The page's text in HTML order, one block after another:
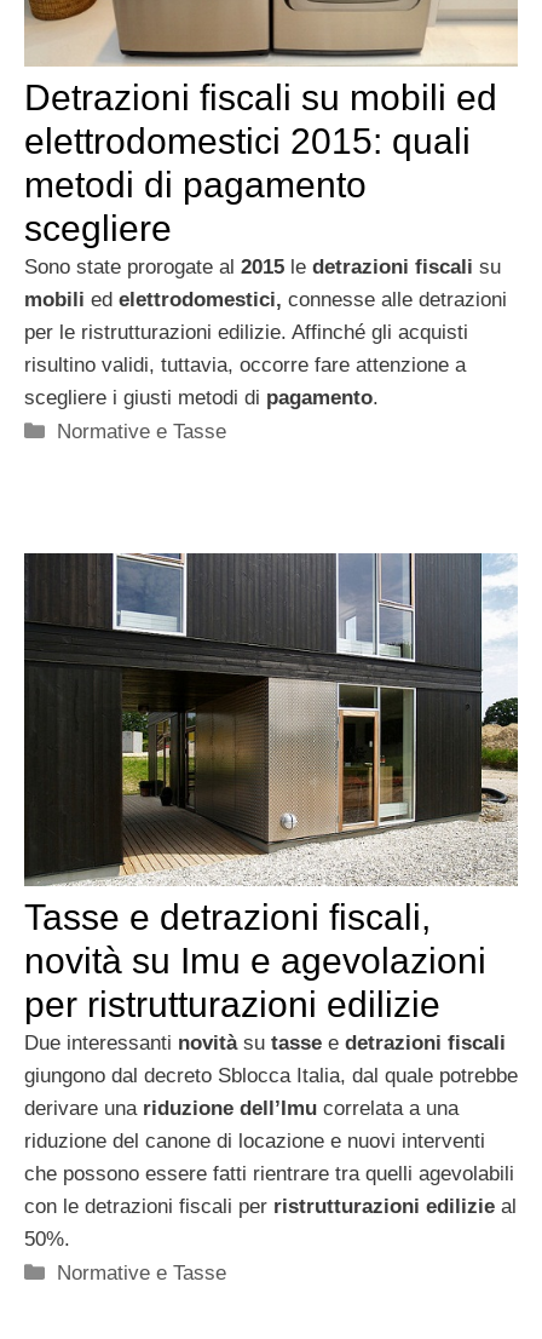
Detrazioni fiscali su mobili ed
elettrodomestici 2015: quali
metodi di pagamento
scegliere
Sono state prorogate al 2015 le detrazioni fiscali su
mobili ed elettrodomestici, connesse alle detrazioni
per le ristrutturazioni edilizie. Affinché gli acquisti
risultino validi, tuttavia, occorre fare attenzione a
scegliere i giusti metodi di pagamento.
Categorie
Normative e Tasse
Tasse e detrazioni fiscali,
novità su Imu e agevolazioni
per ristrutturazioni edilizie
Due interessanti novitàsu tasse e detrazioni fiscali
giungono dal decreto Sblocca Italia, dal quale potrebbe
derivare una riduzione dell’Imu correlata a una
riduzione del canone di locazione e nuovi interventi
che possono essere fatti rientrare tra quelli agevolabili
con le detrazioni fiscali per ristrutturazioni edilizie al
50%.
Categorie
Normative e Tasse